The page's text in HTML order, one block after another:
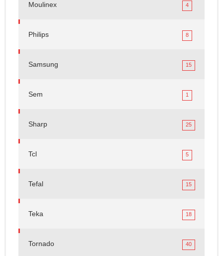
Moulinex 4
Philips 8
Samsung 15
Sem 1
Sharp 25
Tcl 5
Tefal 15
Teka 18
Tornado 40